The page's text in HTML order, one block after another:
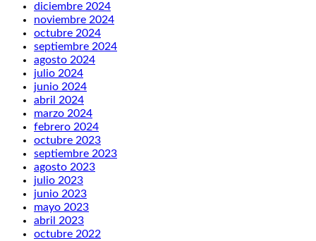
diciembre 2024
noviembre 2024
octubre 2024
septiembre 2024
agosto 2024
julio 2024
junio 2024
abril 2024
marzo 2024
febrero 2024
octubre 2023
septiembre 2023
agosto 2023
julio 2023
junio 2023
mayo 2023
abril 2023
octubre 2022